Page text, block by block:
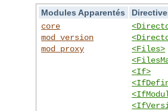
Modules Apparentés
core
mod_version
mod_proxy
<Files>
<If>